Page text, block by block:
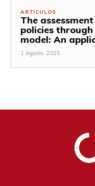
ARTÍCULOS
The
policies
model: An
1 Agosto, 2025